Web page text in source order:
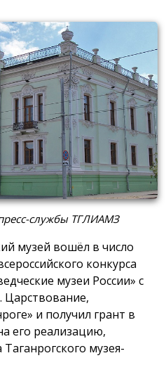
службы ТГЛИАМЗ
музей вошёл в число
конкурса
музеи России» с
Царствование,
и получил грант в
его реализацию,
музея-